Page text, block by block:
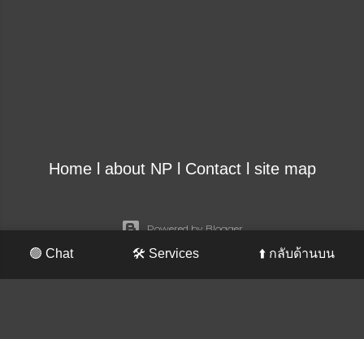
Homel about NPl Contactl site map
Powered by Blogger
🟢 Chat 🛠️ Services ⬆️ กลับด้านบน